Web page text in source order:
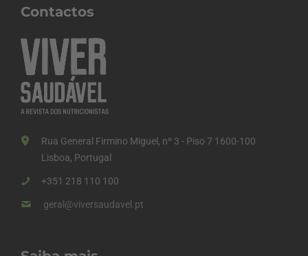
Contactos
Rua General Firmino Miguel, nº 3 - Piso 7 1600-100
Lisboa, Portugal
+351 218 110 100
geral@viversaudavel.pt